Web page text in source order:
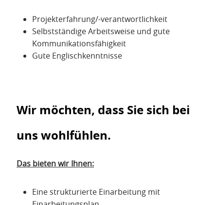
Projekterfahrung/-verantwortlichkeit
Selbstständige Arbeitsweise und gute
Kommunikationsfähigkeit
Gute Englischkenntnisse
Wir möchten, dass Sie sich bei
uns wohlfühlen.
Das bieten wir Ihnen:
Eine strukturierte Einarbeitung mit